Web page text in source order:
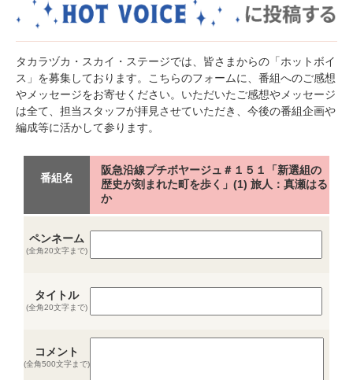
タカラヅカ・スカイ・ステージでは、皆さまからの「ホットボイ
ス」を募集しております。こちらのフォームに、番組へのご感想
やメッセージをお寄せください。いただいたご感想やメッセージ
は全て、担当スタッフが拝見させていただき、今後の番組企画や
編成等に活かして参ります。
番組名
阪急沿線プチボヤージュ＃１５１「新選組の
歴史が刻まれた町を歩く」(1) 旅人：真瀬はる
か
ペンネーム
(全角20文字まで)
タイトル
(全角20文字まで)
コメント
(全角500文字まで)